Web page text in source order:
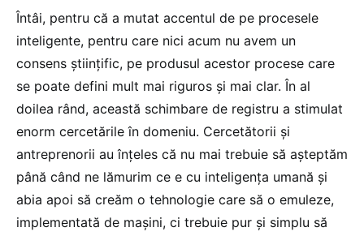
Întâi, pentru că a mutat accentul de pe procesele
inteligente, pentru care nici acum nu avem un
consens științific, pe produsul acestor procese care
se poate defini mult mai riguros și mai clar. În al
doilea rând, această schimbare de registru a stimulat
enorm cercetările în domeniu. Cercetătorii și
antreprenorii au înțeles că nu mai trebuie să așteptăm
până când ne lămurim ce e cu inteligența umană și
abia apoi să creăm o tehnologie care să o emuleze,
implementată de mașini, ci trebuie pur și simplu să